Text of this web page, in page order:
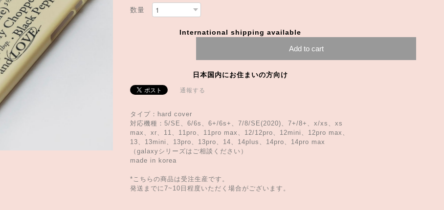
数量
International shipping available
Add to cart
日本国内にお住まいの方向け
通報する
タイプ：hard cover
対応機種：5/SE、6/6s、6+/6s+、7/8/SE(2020)、7+/8+、x/xs、xs
max、xr、11、11pro、11pro max、12/12pro、12mini、12pro max、
13、13mini、13pro、13pro、14、14plus、14pro、14pro max
（galaxyシリーズはご相談ください）
made in korea
*こちらの商品は受注生産です。
発送までに7~10日程度いただく場合がございます。